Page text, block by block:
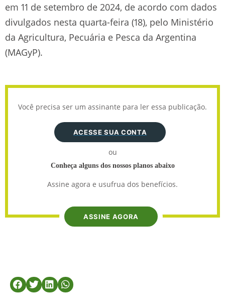
em 11 de setembro de 2024, de acordo com dados
divulgados nesta quarta-feira (18), pelo Ministério
da Agricultura, Pecuária e Pesca da Argentina
(MAGyP).
Você precisa ser um assinante para ler essa publicação.
ACESSE SUA CONTA
ou
Conheça alguns dos nossos planos abaixo
Assine agora e usufrua dos benefícios.
ASSINE AGORA